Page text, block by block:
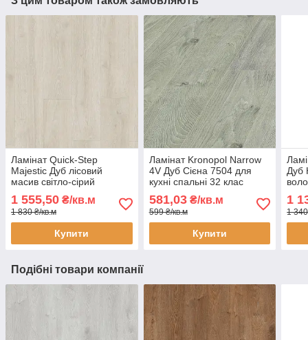
Ламінат Quick-Step
Majestic Дуб лісовий
масив світло-сірий
мм водостійкий широка
дошка з мікрофаскою
1 555,50 ₴/кв.м
1 830 ₴/кв.м
Купити
Ламінат Kronopol Narrow
4V Дуб Сієна 7504 для
кухні спальні 32 клас
дошка з фаскою
581,03₴/кв.м
599 ₴/кв.м
Купити
Дуб
1
1
Подібні товари компанії